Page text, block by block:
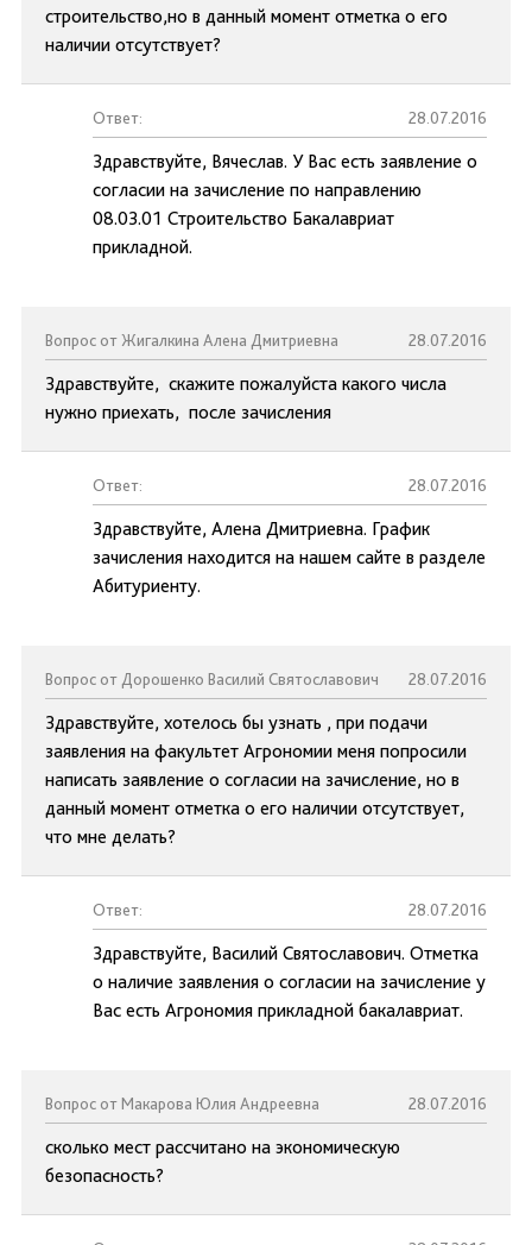
строительство,но в данный момент отметка о его
наличии отсутствует?
Ответ: 28.07.2016
Здравствуйте, Вячеслав. У Вас есть заявление о
согласии на зачисление по направлению
08.03.01 Строительство Бакалавриат
прикладной.
Вопрос от Жигалкина Алена Дмитриевна 28.07.2016
Здравствуйте, скажите пожалуйста какого числа
нужно приехать, после зачисления
Ответ: 28.07.2016
Здравствуйте, Алена Дмитриевна. График
зачисления находится на нашем сайте в разделе
Абитуриенту.
Вопрос от Дорошенко Василий Святославович 28.07.2016
Здравствуйте, хотелось бы узнать , при подачи
заявления на факультет Агрономии меня попросили
написать заявление о согласии на зачисление, но в
данный момент отметка о его наличии отсутствует,
что мне делать?
Ответ: 28.07.2016
Здравствуйте, Василий Святославович. Отметка
о наличие заявления о согласии на зачисление у
Вас есть Агрономия прикладной бакалавриат.
Вопрос от Макарова Юлия Андреевна 28.07.2016
сколько мест рассчитано на экономическую
безопасность?